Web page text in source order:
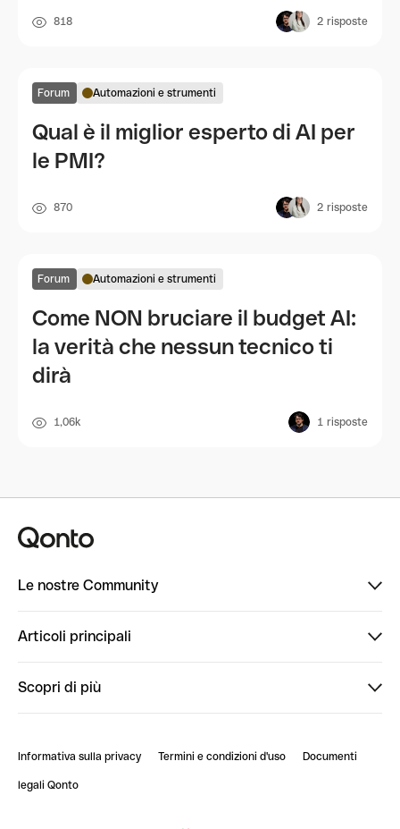
818 2 risposte
Forum Automazioni e strumenti
Qual è il miglior esperto di AI per
le PMI?
870 2 risposte
Forum Automazioni e strumenti
Come NON bruciare il budget AI:
la verità che nessun tecnico ti
dirà
1,06k 1 risposte
Le nostre Community
PowerUp
Articoli principali
StrongHer Mentorship | Notion: come organizzare...
Scopri di più
Blog
Informativa sulla privacy Termini e condizioni d'uso Documenti
legali Qonto